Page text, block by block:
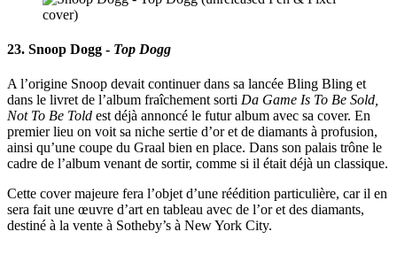
23. Snoop Dogg - Top Dogg
A l’origine Snoop devait continuer dans sa lancée Bling Bling et
dans le livret de l’album fraîchement sorti Da Game Is To Be Sold,
Not To Be Told est déjà annoncé le futur album avec sa cover. En
premier lieu on voit sa niche sertie d’or et de diamants à profusion,
ainsi qu’une coupe du Graal bien en place. Dans son palais trône le
cadre de l’album venant de sortir, comme si il était déjà un classique.
Cette cover majeure fera l’objet d’une réédition particulière, car il en
sera fait une œuvre d’art en tableau avec de l’or et des diamants,
destiné à la vente à Sotheby’s à New York City.